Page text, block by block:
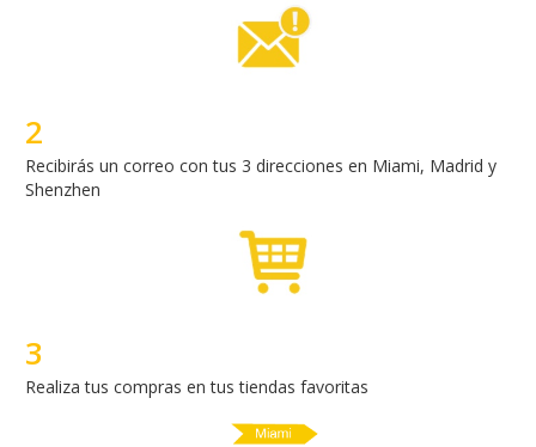
2
Recibirás un correo con tus 3 direcciones en Miami, Madrid y
Shenzhen
3
Realiza tus compras en tus tiendas favoritas